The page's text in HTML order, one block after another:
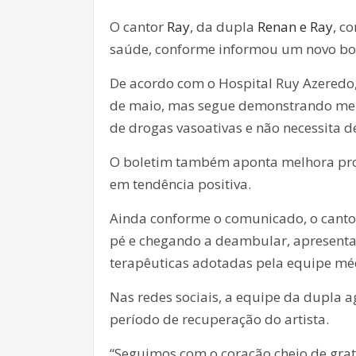
O cantor Ray, da dupla Renan e Ray,
saúde, conforme informou um novo
De acordo com o Hospital Ruy
de maio, mas segue demonstrando
de drogas vasoativas e não necessita
O boletim também aponta melhora
em tendência positiva.
Ainda conforme o comunicado, o
pé e chegando a deambular,
terapêuticas adotadas pela equipe
Nas redes sociais, a equipe da dupla
período de recuperação do artista.